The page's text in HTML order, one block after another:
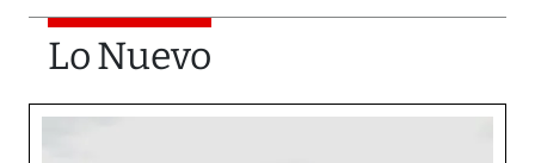
Lo Nuevo